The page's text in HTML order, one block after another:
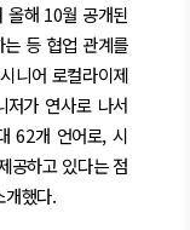
올해 10월 공개된
등 협업 관계를
니어 로컬라이제
저가 연사로 나서
62개 언어로, 시
공하고 있다는 점
개했다.